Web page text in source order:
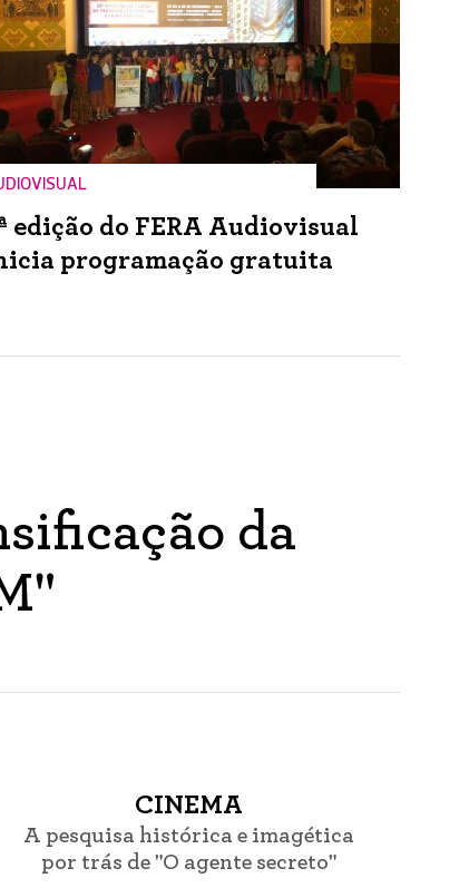
edição do FERA Audiovisual
programação gratuita
da
CINEMA
A pesquisa histórica e imagética
por trás de "O agente secreto"